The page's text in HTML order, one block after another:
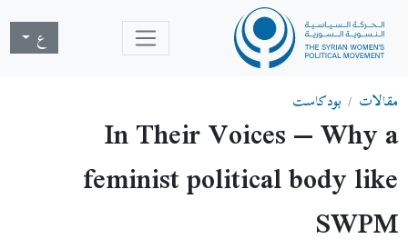
ع
مقالات بودكاست
In Their Voices – Why a
feminist political body like
SWPM